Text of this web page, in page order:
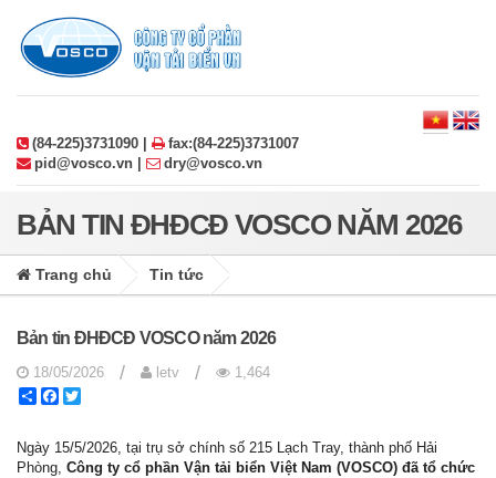
(84-225)3731090 |
fax:(84-225)3731007
pid@vosco.vn |
dry@vosco.vn
BẢN TIN ĐHĐCĐ VOSCO NĂM 2026
Trang chủ Tin tức
Bản tin ĐHĐCĐ VOSCO năm 2026
18/05/2026 / letv /
1,464
ShareFacebook
Ngày 15/5/2026, tại trụ sở chính số 215 Lạch Tray, thành phố Hải
Phòng, Công ty cổ phần Vận tải biển Việt Nam (VOSCO) đã tổ chức